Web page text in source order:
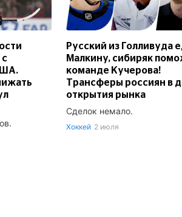
Русский из Голливуда
Малкину, сибиряк
команде Кучерова!
Трансферы россиян в
открытия рынка
Сделок немало.
Хоккей 2 июля